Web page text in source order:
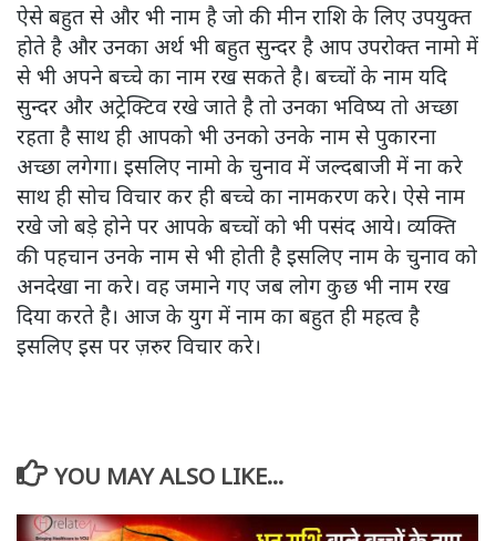
ऐसे बहुत से और भी नाम है जो की मीन राशि के लिए उपयुक्त
होते है और उनका अर्थ भी बहुत सुन्दर है आप उपरोक्त नामो में
से भी अपने बच्चे का नाम रख सकते है। बच्चों के नाम यदि
सुन्दर और अट्रेक्टिव रखे जाते है तो उनका भविष्य तो अच्छा
रहता है साथ ही आपको भी उनको उनके नाम से पुकारना
अच्छा लगेगा। इसलिए नामो के चुनाव में जल्दबाजी में ना करे
साथ ही सोच विचार कर ही बच्चे का नामकरण करे। ऐसे नाम
रखे जो बड़े होने पर आपके बच्चों को भी पसंद आये। व्यक्ति
की पहचान उनके नाम से भी होती है इसलिए नाम के चुनाव को
अनदेखा ना करे। वह जमाने गए जब लोग कुछ भी नाम रख
दिया करते है। आज के युग में नाम का बहुत ही महत्व है
इसलिए इस पर ज़रुर विचार करे।
YOU MAY ALSO LIKE...